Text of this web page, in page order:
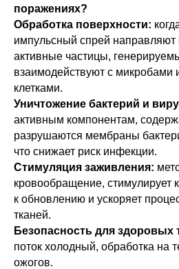
поражениях?
Обработка поверхности:
импульсный спрей направляют
активные частицы,
взаимодействуют с микробами
клетками.
Уничтожение бактерий и
активным компонентам,
разрушаются мембраны
что снижает риск инфекции.
Стимуляция заживления:
кровообращение, стимулирует
к обновлению и ускоряет
тканей.
Безопасность для здоровых
поток холодный, обработка на
ожогов.